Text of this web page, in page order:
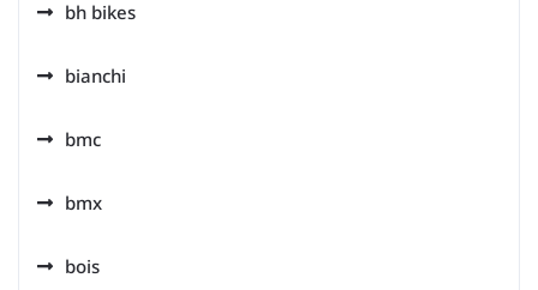
bh bikes
bianchi
bmc
bmx
bois